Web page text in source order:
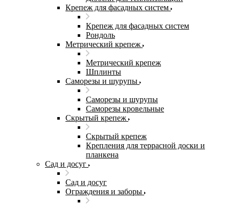
Крепеж для фасадных систем
Крепеж для фасадных систем
Рондоль
Метрический крепеж
Метрический крепеж
Шплинты
Саморезы и шурупы
Саморезы и шурупы
Саморезы кровельные
Скрытый крепеж
Скрытый крепеж
Крепления для террасной доски и
планкена
Сад и досуг
Сад и досуг
Ограждения и заборы